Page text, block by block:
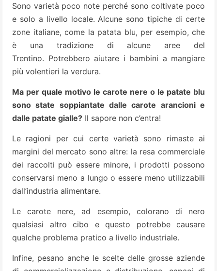
Sono varietà poco note perché sono coltivate poco
e solo a livello locale. Alcune sono tipiche di certe
zone italiane, come la patata blu, per esempio, che
è una tradizione di alcune aree del
Trentino. Potrebbero aiutare i bambini a mangiare
più volentieri la verdura.
Ma per quale motivo le carote nere o le patate blu
sono state soppiantate dalle carote arancioni e
dalle patate gialle? Il sapore non c’entra!
Le ragioni per cui certe varietà sono rimaste ai
margini del mercato sono altre: la resa commerciale
dei raccolti può essere minore, i prodotti possono
conservarsi meno a lungo o essere meno utilizzabili
dall’industria alimentare.
Le carote nere, ad esempio, colorano di nero
qualsiasi altro cibo e questo potrebbe causare
qualche problema pratico a livello industriale.
Infine, pesano anche le scelte delle grosse aziende